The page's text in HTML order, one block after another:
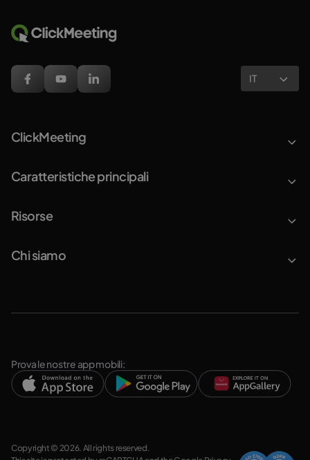
IT
ClickMeeting
Caratteristiche principali
Risorse
Chi siamo
Prova le nostre app mobili:
Copyright © 2026. All rights reserved.